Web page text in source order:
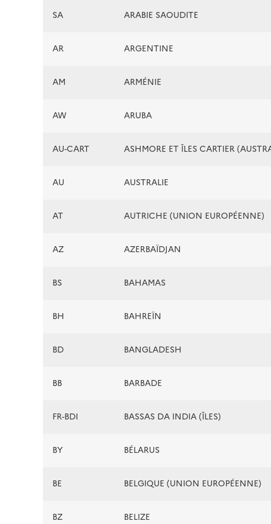
SA ARABIE SAOUDITE
AR ARGENTINE
AM ARMÉNIE
AW ARUBA
AU-CART ASHMORE ET ÎLES CARTIER
AU AUSTRALIE
AT AUTRICHE (UNION EUROPÉENNE)
AZ AZERBAÏDJAN
BS BAHAMAS
BH BAHREÏN
BD BANGLADESH
BB BARBADE
FR-BDI BASSAS DA INDIA (ÎLES)
BY BÉLARUS
BE BELGIQUE (UNION EUROPÉENNE)
BZ BELIZE